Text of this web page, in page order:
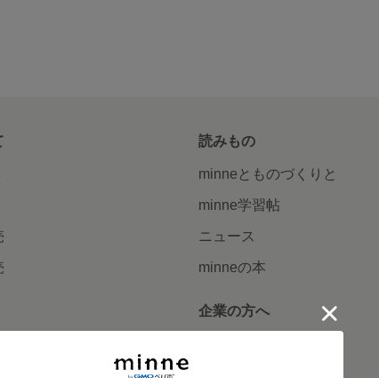
ント
読みもの
minneとものづくりと
minne学習帖
ニュース
minneの本
企業の方へ